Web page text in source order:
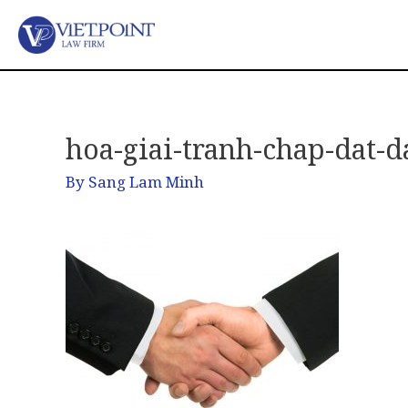
hoa-giai-tranh-chap-dat-
By Sang Lam Minh